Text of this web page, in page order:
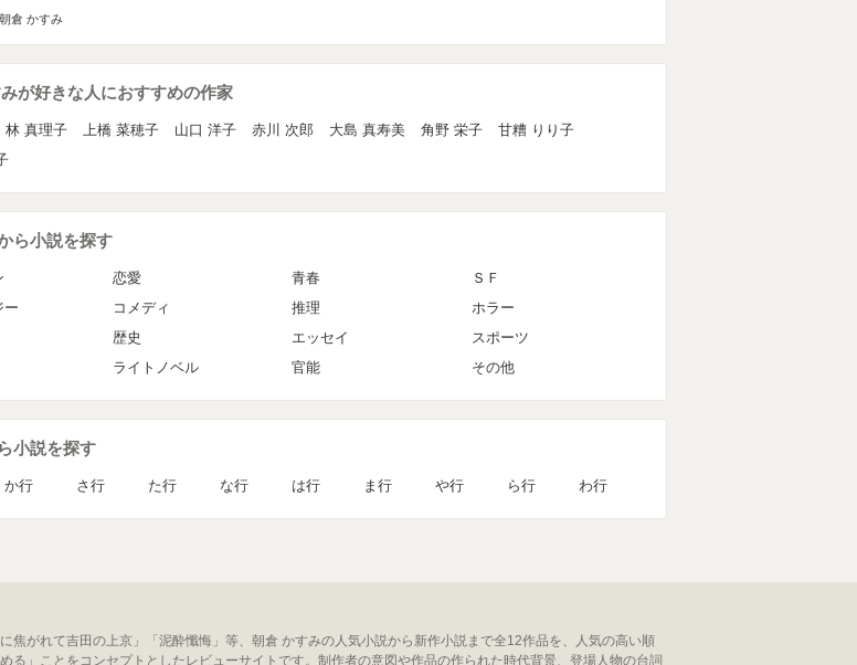
朝倉 かすみ
が好きな人におすすめの作家
林 真理子 上橋 菜穂子 山口 洋子 赤川 次郎 大島 真寿美 角野 栄子
甘糟 りり子
ら小説を探す
恋愛 青春
ＳＦ
ー
コメディ 推理
ホラー
歴史 エッセイ
スポーツ
ライトノベル 官能 その他
小説を探す
か行 さ行 た行 な行 は行 ま行 や行 ら行 わ行
焦がれて吉田の上京」「泥酔懺悔」等、朝倉 かすみの人気小説から新作小説まで全12作品を、人気の高い順
」ことをコンセプトとしたレビューサイトです。制作者の意図や作品の作られた時代背景、登場人物の台詞